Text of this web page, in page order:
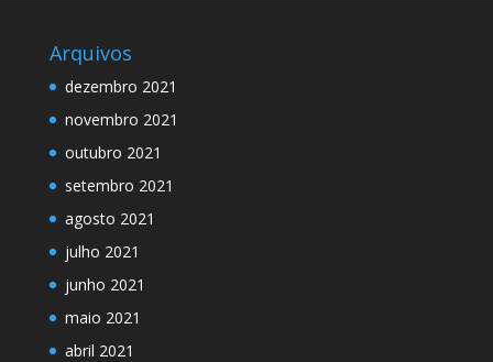
Arquivos
dezembro 2021
novembro 2021
outubro 2021
setembro 2021
agosto 2021
julho 2021
junho 2021
maio 2021
abril 2021